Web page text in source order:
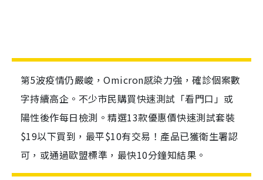
第5波疫情仍嚴峻，Omicron感染力強，確診個案數
字持續高企。不少市民購買快速測試「看門口」或
陽性後作每日檢測。精選13款優惠價快速測試套裝
$19以下買到，最平$10有交易！產品已獲衛生署認
可，或通過歐盟標準，最快10分鐘知結果。